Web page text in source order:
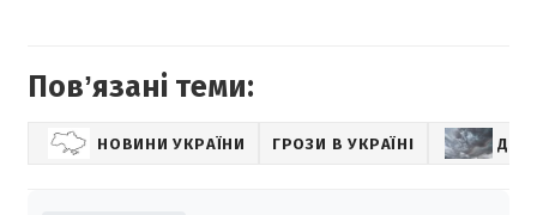
Повʼязані теми:
НОВИНИ УКРАЇНИ ГРОЗИ В УКРАЇНІ ДОЩ